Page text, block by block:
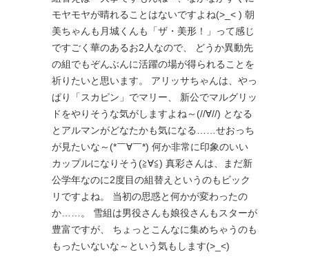
モヤモヤが晴れることはないですよね(>_< ) 朝
美ちゃんも月城くんも「ザ・美形！」って感じ
ですごく華のあるお2人なので、 どうか異動先
の組でもぞんぶんに活躍の場が得られることを
祈りたいと思います。 アリッサちゃんは、やっ
ぱり「スカピン」でマリー、 新公でマルグリッ
ドをやりそうな気がしますよね～(//∀//) となる
とアルマンがどなたかも気になる……せおっち
が見たいな～(*￣∀￣*) 何か非常に印象のいい
カップルになりそう(≧∀≦) 真彩さんは、まだ新
公学年なのに2度目の組替えというのもビック
リですよね。 当初の思惑と何かが変わったの
か……。 雪組は男役さんも娘役さんもスターが
豊富ですが、 ちょっとこんなに集めちゃうのも
もったいないな～という気もします(>_<)